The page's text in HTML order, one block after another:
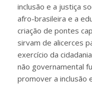
inclusão e a justiça
afro-brasileira e a
criação de pontes
sirvam de alicerces
exercício da
não governamental
promover a inclusão